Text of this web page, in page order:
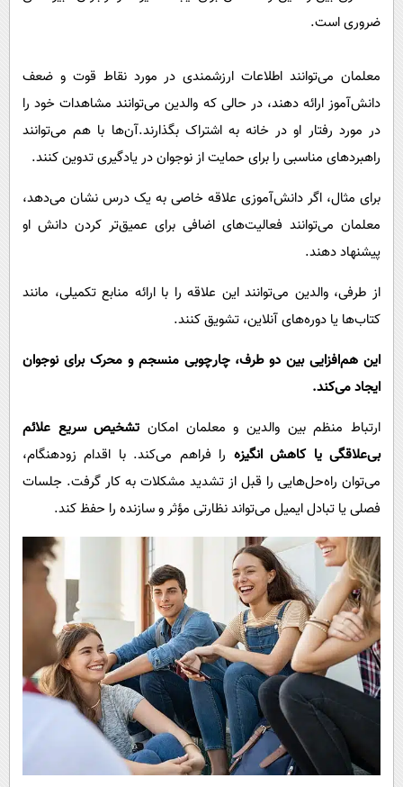
ضروری است.
معلمان می‌توانند اطلاعات ارزشمندی در مورد نقاط قوت و ضعف
دانش‌آموز ارائه دهند، در حالی که والدین می‌توانند مشاهدات خود را
در مورد رفتار او در خانه به اشتراک بگذارند.آن‌ها با هم می‌توانند
راهبردهای مناسبی را برای حمایت از نوجوان در یادگیری تدوین کنند.
برای مثال، اگر دانش‌آموزی علاقه خاصی به یک درس نشان می‌دهد،
معلمان می‌توانند فعالیت‌های اضافی برای عمیق‌تر کردن دانش او
پیشنهاد دهند.
از طرفی، والدین می‌توانند این علاقه را با ارائه منابع تکمیلی، مانند
کتاب‌ها یا دوره‌های آنلاین، تشویق کنند.
این هم‌افزایی بین دو طرف، چارچوبی منسجم و محرک برای نوجوان
ایجاد می‌کند.
ارتباط منظم بین والدین و معلمان امکان تشخیص سریع علائم
بی‌علاقگی یا کاهش انگیزه را فراهم می‌کند. با اقدام زودهنگام،
می‌توان راه‌حل‌هایی را قبل از تشدید مشکلات به کار گرفت. جلسات
فصلی یا تبادل ایمیل می‌تواند نظارتی مؤثر و سازنده را حفظ کند.